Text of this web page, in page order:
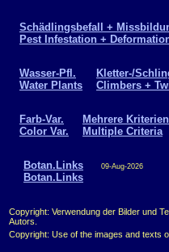
Schädlingsbefall +
Pest Infestation +
Wasser-Pfl.
Water Plants
Kletter-/
Climbers +
Farb-Var.
Color Var.
Mehrere Kriterien
Multiple Criteria
Botan.Links
Botan.Links
09-Aug-2026
Copyright: Verwendung der Bilder und
Autors.
Copyright: Use of the images and texts